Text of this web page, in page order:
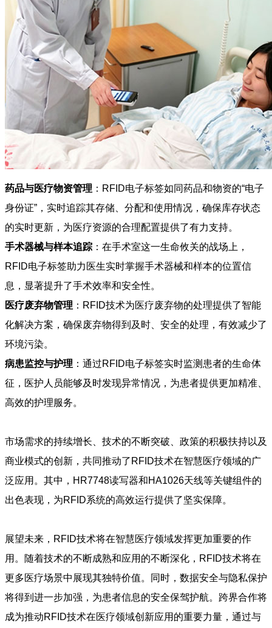
药品与医疗物资管理 ：RFID电子标签如同药品和物资的“电子
身份证”，实时追踪其存储、分配和使用情况，确保库存状态
的实时更新，为医疗资源的合理配置提供了有力支持。
手术器械与样本追踪 ：在手术室这一生命攸关的战场上，
RFID电子标签助力医生实时掌握手术器械和样本的位置信
息，显著提升了手术效率和安全性。
医疗废弃物管理 ：RFID技术为医疗废弃物的处理提供了智能
化解决方案，确保废弃物得到及时、安全的处理，有效减少了
环境污染。
病患监控与护理 ：通过RFID电子标签实时监测患者的生命体
征，医护人员能够及时发现异常情况，为患者提供更加精准、
高效的护理服务。
市场需求的持续增长、技术的不断突破、政策的积极扶持以及
商业模式的创新，共同推动了RFID技术在智慧医疗领域的广
泛应用。其中，HR7748读写器和HA1026天线等关键组件的
出色表现，为RFID系统的高效运行提供了坚实保障。
展望未来，RFID技术将在智慧医疗领域发挥更加重要的作
用。随着技术的不断成熟和应用的不断深化，RFID技术将在
更多医疗场景中展现其独特价值。同时，数据安全与隐私保护
将得到进一步加强，为患者信息的安全保驾护航。跨界合作将
成为推动RFID技术在医疗领域创新应用的重要力量，通过与